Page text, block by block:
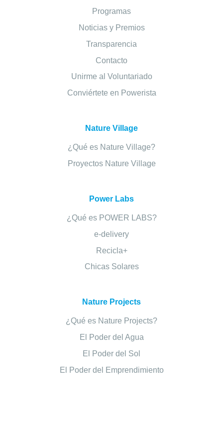
Programas
Noticias y Premios
Transparencia
Contacto
Unirme al Voluntariado
Conviértete en Powerista
Nature Village
¿Qué es Nature Village?
Proyectos Nature Village
Power Labs
¿Qué es POWER LABS?
e-delivery
Recicla+
Chicas Solares
Nature Projects
¿Qué es Nature Projects?
El Poder del Agua
El Poder del Sol
El Poder del Emprendimiento